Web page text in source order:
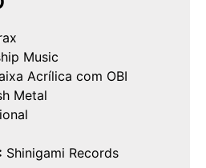
Music
Acrílica com OBI
Metal
Shinigami Records